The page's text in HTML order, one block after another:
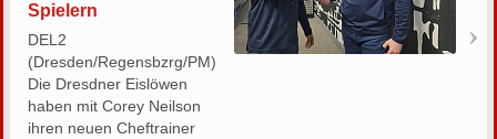
Spielern
DEL2
(Dresden/Regensbzrg/PM)
Die Dresdner Eislöwen
haben mit Corey Neilson
ihren neuen Cheftrainer